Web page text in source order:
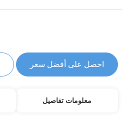
احصل على أفضل سعر
معلومات تفاصيل